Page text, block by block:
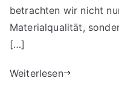
betrachten wir nicht
Materialqualität,
[…]
Weiterlesen